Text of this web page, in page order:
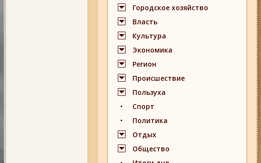
Городское хозяйство
Власть
Культура
Экономика
Регион
Происшествие
Пользуха
Спорт
Политика
Отдых
Общество